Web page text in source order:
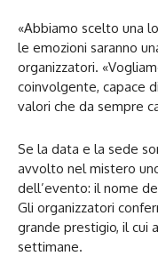
«Abbiamo scelto una
le emozioni saranno
organizzatori.
coinvolgente, capace
valori che da sempre
Se la data e la sede
avvolto nel mistero
dell’evento: il nome
Gli organizzatori
grande prestigio, il cui
settimane.